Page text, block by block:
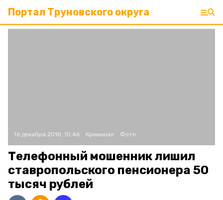
Портал Труновского округа
16 декабря 2018, 10:46 Криминал Фото:
Телефонный мошенник лишил
ставропольского пенсионера 50
тысяч рублей